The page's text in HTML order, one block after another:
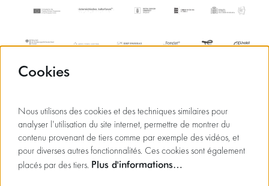
Cookies
Nous utilisons des cookies et des techniques similaires pour
analyser l'utilisation du site internet, permettre de montrer du
contenu provenant de tiers comme par exemple des vidéos, et
pour diverses autres fonctionnalités. Ces cookies sont également
placés par des tiers. Plus d'informations…